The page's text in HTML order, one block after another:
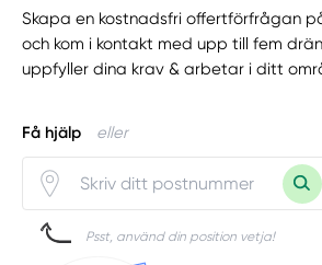
Skapa en kostnadsfri offertförfrågan
och kom i kontakt med upp till fem
uppfyller dina krav & arbetar i ditt
Få hjälp eller
Psst, använd din position vetja!